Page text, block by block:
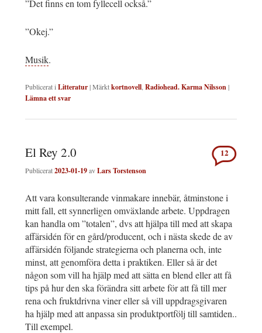
”Det finns en tom fyllecell också.”
”Okej.”
Musik.
Publicerat i Litteratur|Märktkortnovell Radiohead. Karma Nilsson|
Lämna ett svar
El Rey 2.0
Publicerat2023-01-19avLars Torstenson
12
Att vara konsulterande vinmakare innebär, åtminstone i
mitt fall, ett synnerligen omväxlande arbete. Uppdragen
kan handla om ”totalen”, dvs att hjälpa till med att skapa
affärsidén för en gård/producent, och i nästa skede de av
affärsidén följande strategierna och planerna och, inte
minst, att genomföra detta i praktiken. Eller så är det
någon som vill ha hjälp med att sätta en blend eller att få
tips på hur den ska förändra sitt arbete för att få till mer
rena och fruktdrivna viner eller så vill uppdragsgivaren
ha hjälp med att anpassa sin produktportfölj till samtiden..
Till exempel.